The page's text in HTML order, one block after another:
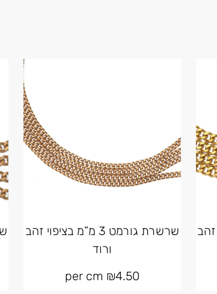
זהב
שרשרת גורמט 3 מ”מ בציפוי זהב
ורוד
₪4.50